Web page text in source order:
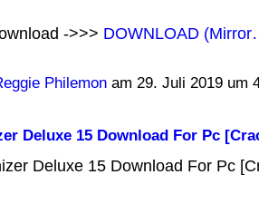
->>> DOWNLOAD
Philemonam 29. Juli 2019 um
Deluxe 15 Download For Pc
Deluxe 15 Download For Pc